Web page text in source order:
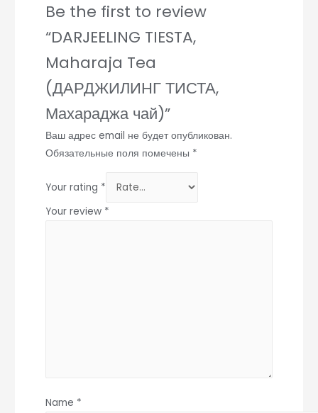
Be the first to review
“DARJEELING TIESTA,
Maharaja Tea
(ДАРДЖИЛИНГ ТИСТА,
Махараджа чай)”
Ваш адрес email не будет опубликован.
Обязательные поля помечены *
Your rating *
Your review *
Name *